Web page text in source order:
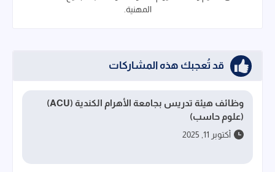
المهنية.
قد تُعجبك هذه المشاركات
وظائف هيئة تدريس بجامعة الأهرام الكندية (ACU)
(علوم حاسب)
أكتوبر 11, 2025